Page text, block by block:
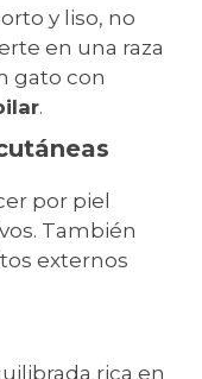
y liso, no
en una raza
gato con
.
por piel
También
externos
rica en